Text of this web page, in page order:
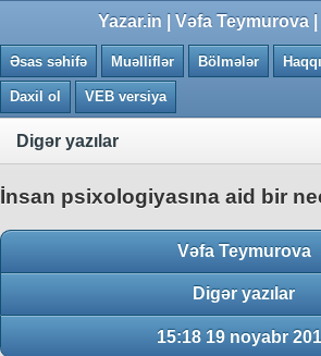
Əsas səhifə Muəlliflər Bölmələr
Daxil ol VEB versiya
Digər yazılar
İnsan psixologiyasına aid bir
Vəfa Teymurova
Digər yazılar
15:18 19 noyabr